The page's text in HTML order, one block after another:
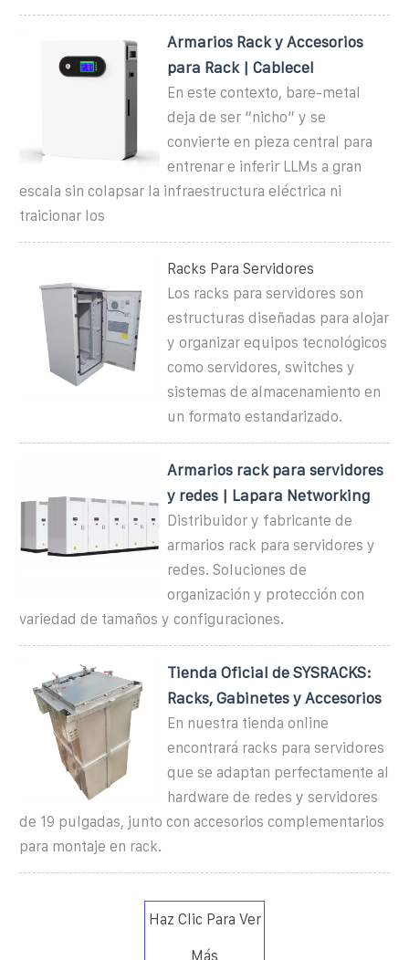
Armarios Rack y Accesorios
para Rack | Cablecel
En este contexto, bare-metal
deja de ser “nicho” y se
convierte en pieza central para
entrenar e inferir LLMs a gran
escala sin colapsar la infraestructura eléctrica ni
traicionar los
Racks Para Servidores
Los racks para servidores son
estructuras diseñadas para alojar
y organizar equipos tecnológicos
como servidores, switches y
sistemas de almacenamiento en
un formato estandarizado.
Armarios rack para servidores
y redes | Lapara Networking
Distribuidor y fabricante de
armarios rack para servidores y
redes. Soluciones de
organización y protección con
variedad de tamaños y configuraciones.
Tienda Oficial de SYSRACKS:
Racks, Gabinetes y Accesorios
En nuestra tienda online
encontrará racks para servidores
que se adaptan perfectamente al
hardware de redes y servidores
de 19 pulgadas, junto con accesorios complementarios
para montaje en rack.
Haz Clic Para Ver
Más